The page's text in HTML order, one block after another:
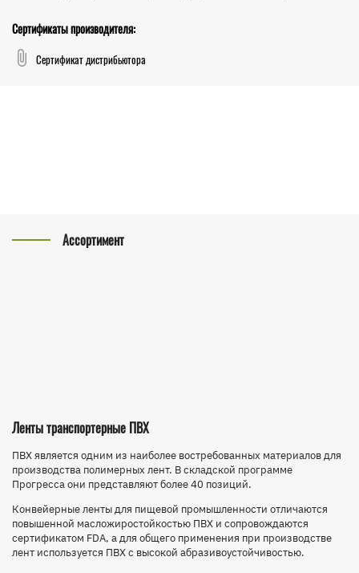
Сертификаты производителя:
Сертификат дистрибьютора
Ассортимент
Ленты транспортерные ПВХ
ПВХ является одним из наиболее востребованных материалов для
производства полимерных лент. В складской программе
Прогресса они представляют более 40 позиций.
Конвейерные ленты для пищевой промышленности отличаются
повышенной масложиростойкостью ПВХ и сопровождаются
сертификатом FDA, а для общего применения при производстве
лент используется ПВХ с высокой абразивоустойчивостью.